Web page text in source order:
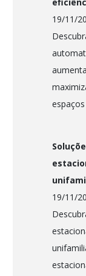
19/11/
19/11/